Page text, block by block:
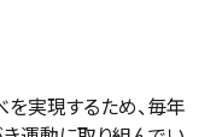
実現するため、毎年